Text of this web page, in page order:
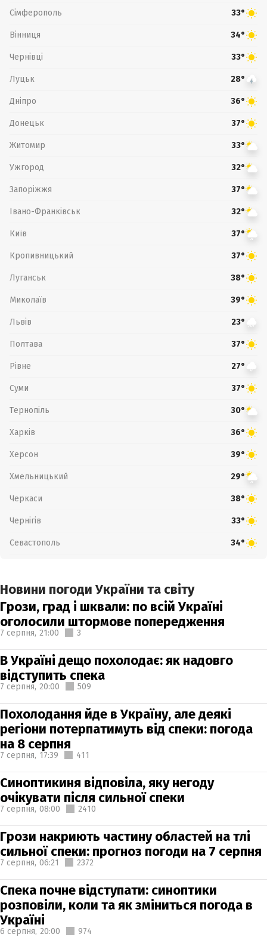
Сімферополь 33°
Вінниця 34°
Чернівці 33°
Луцьк 28°
Дніпро 36°
Донецьк 37°
Житомир 33°
Ужгород 32°
Запоріжжя 37°
Івано-Франківськ 32°
Київ 37°
Кропивницький 37°
Луганськ 38°
Миколаїв 39°
Львів 23°
Полтава 37°
Рівне 27°
Суми 37°
Тернопіль 30°
Харків 36°
Херсон 39°
Хмельницький 29°
Черкаси 38°
Чернігів 33°
Севастополь 34°
Новини погоди України та світу
Грози, град і шквали: по всій Україні
оголосили штормове попередження
7 серпня, 21:00 3
В Україні дещо похолодає: як надовго
відступить спека
7 серпня, 20:00 509
Похолодання йде в Україну, але деякі
регіони потерпатимуть від спеки: погода
на 8 серпня
7 серпня, 17:39 411
Синоптикиня відповіла, яку негоду
очікувати після сильної спеки
7 серпня, 08:00 2410
Грози накриють частину областей на тлі
сильної спеки: прогноз погоди на 7 серпня
7 серпня, 06:21 2372
Спека почне відступати: синоптики
розповіли, коли та як зміниться погода в
Україні
6 серпня, 20:00 974